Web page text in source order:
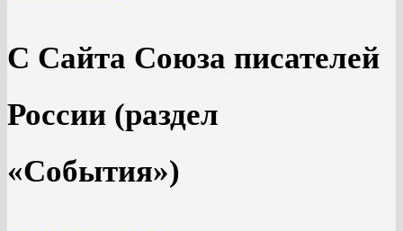
С Сайта Союза писателей
России (раздел
«События»)